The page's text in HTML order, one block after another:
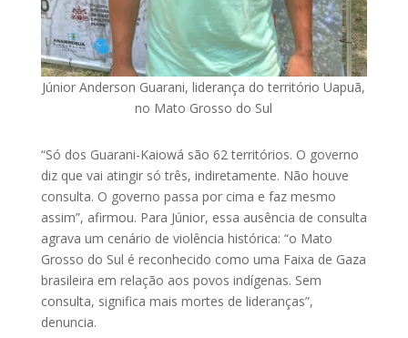
Júnior Anderson Guarani, liderança do território Uapuã,
no Mato Grosso do Sul
“Só dos Guarani-Kaiowá são 62 territórios. O governo
diz que vai atingir só três, indiretamente. Não houve
consulta. O governo passa por cima e faz mesmo
assim”, afirmou. Para Júnior, essa ausência de consulta
agrava um cenário de violência histórica: “o Mato
Grosso do Sul é reconhecido como uma Faixa de Gaza
brasileira em relação aos povos indígenas. Sem
consulta, significa mais mortes de lideranças”,
denuncia.